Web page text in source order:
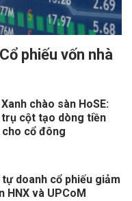
phiếu vốn nhà
chào sàn HoSE:
trụ cột tạo dòng tiền
cổ đông
tự doanh cổ phiếu giảm
HNX và UPCoM